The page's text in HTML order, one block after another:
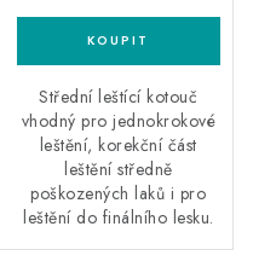
Střední leštící kotouč
vhodný pro jednokrokové
leštění, korekční část
leštění středně
poškozených laků i pro
leštění do finálního lesku.